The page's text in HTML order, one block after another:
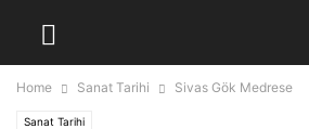
Home Sanat Tarihi Sivas Gök Medrese
Sanat Tarihi